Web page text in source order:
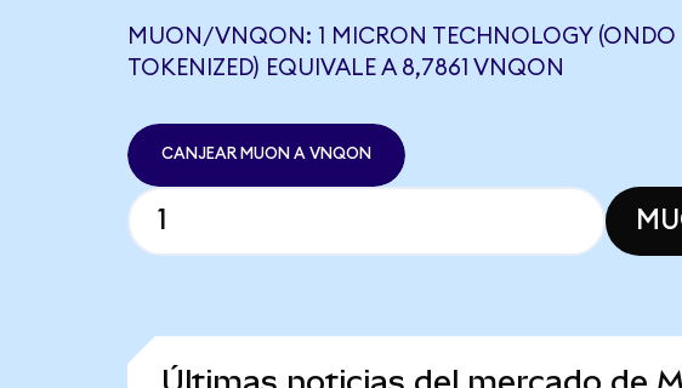
MUON/VNQON: 1 MICRON TECHNOLOGY (ONDO
TOKENIZED) EQUIVALE A 8,7861 VNQON
CANJEAR MUON A VNQON